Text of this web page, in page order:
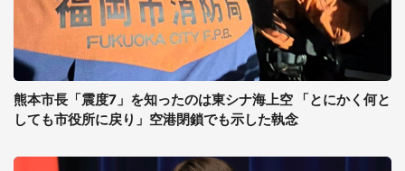
熊本市長「震度7」を知ったのは東シナ海上空 「とにかく何と
しても市役所に戻り」空港閉鎖でも示した執念